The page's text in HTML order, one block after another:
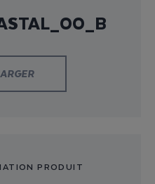
PRODUIT